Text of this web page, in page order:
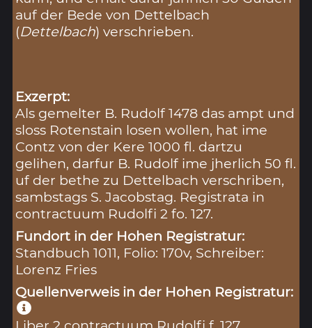
auf der Bede von Dettelbach
(Dettelbach) verschrieben.
Exzerpt:
Als gemelter B. Rudolf 1478 das ampt und
sloss Rotenstain losen wollen, hat ime
Contz von der Kere 1000 fl. dartzu
gelihen, darfur B. Rudolf ime jherlich 50 fl.
uf der bethe zu Dettelbach verschriben,
sambstags S. Jacobstag. Registrata in
contractuum Rudolfi 2 fo. 127.
Fundort in der Hohen Registratur:
Standbuch 1011, Folio: 170v, Schreiber:
Lorenz Fries
Quellenverweis in der Hohen Registratur: